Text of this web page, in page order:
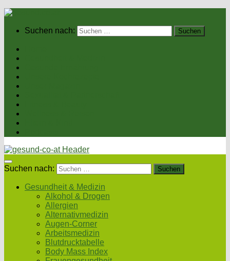
Suchen nach:
Suchen nach:
Gesundheit & Medizin
Alkohol & Drogen
Allergien
Alternativmedizin
Augen-Corner
Arbeitsmedizin
Blutdrucktabelle
Body Mass Index